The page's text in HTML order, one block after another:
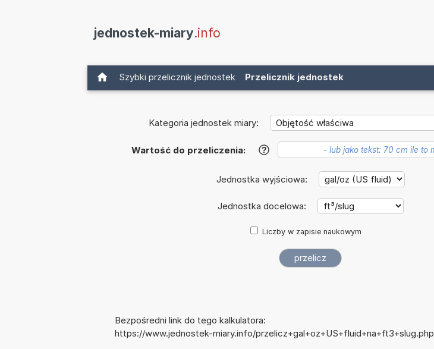
jednostek-miary.info
Szybki przelicznik jednostek Przelicznik jednostek
Kategoria jednostek miary:
Wartość do przeliczenia: ?
Jednostka wyjściowa:
Jednostka docelowa:
Liczby w zapisie naukowym
Bezpośredni link do tego kalkulatora:
https://www.jednostek-miary.info/przelicz+gal+oz+US+fluid+na+ft3+slug.php